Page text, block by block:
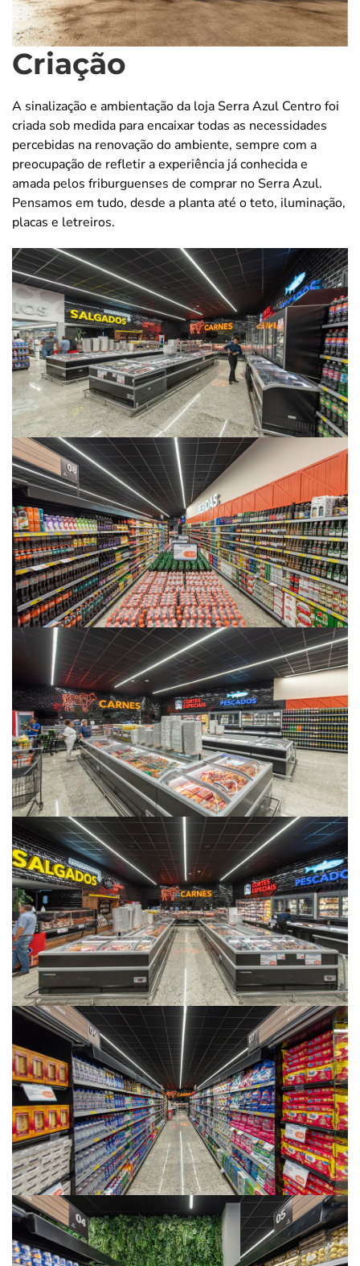
Criação
A sinalização e ambientação da loja Serra Azul Centro foi
criada sob medida para encaixar todas as necessidades
percebidas na renovação do ambiente, sempre com a
preocupação de refletir a experiência já conhecida e
amada pelos friburguenses de comprar no Serra Azul.
Pensamos em tudo, desde a planta até o teto, iluminação,
placas e letreiros.